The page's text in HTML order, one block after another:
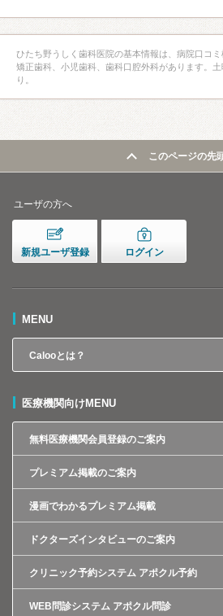
ひたち野うしく歯科医院の基本情報は、病院口コミ
矯正歯科、小児歯科、歯科口腔外科があります。
り。
このページの先
ユーザの方へ
新規ユーザ登録 ログイン
MENU
Calooとは？
医療機関向けMENU
無料医療機関会員登録のご案内
プレミアム掲載のご案内
漫画でわかるプレミアム掲載
ドクターズインタビューのご案内
クリニック予約システム アポクル予約
WEB問診システム アポクル問診